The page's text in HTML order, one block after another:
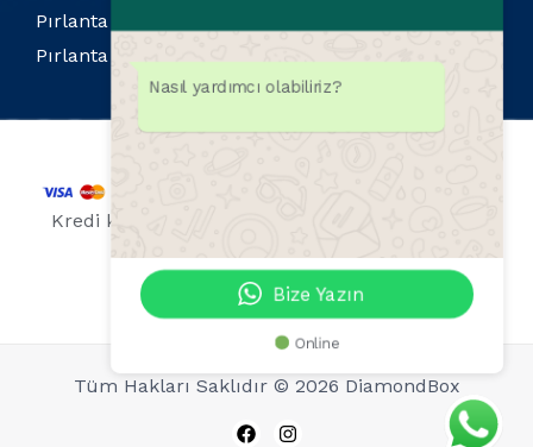
Pırlanta Küpeler
Pırlanta Yüzükler
Kredi kartı bilgileriniz 256 Bit SSL sertifikası ile
korunmaktadır.
Tüm Hakları Saklıdır © 2026 DiamondBox
Nasıl yardımcı olabiliriz?
Bize Yazın
Online